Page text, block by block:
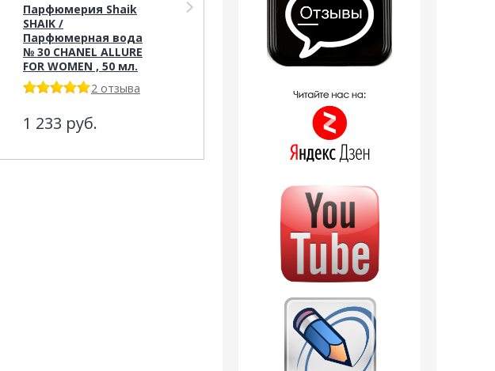
Парфюмерия Shaik
SHAIK /
Парфюмерная вода
№ 30 CHANEL ALLURE
FOR WOMEN , 50 мл.
2 отзыва
1 233 руб.
Тестер Shaik Тестер
Парфюмерная вода
№ 30 CHANEL ALLURE
FOR WOMEN , 25 мл.
Парфюмерия Silvana
Silvana W457 Allure
Eau de Parfum Chanel
499